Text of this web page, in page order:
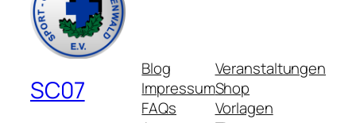
SC07
Blog
Impressum
FAQs
Veranstaltungen
Shop
Vorlagen